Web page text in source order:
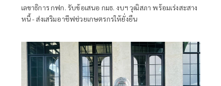
เลขาธิการ กฟก. รับข้อเสนอ กมธ. งบฯ วุฒิสภา พร้อมเร่งสะสาง
หนี้ - ส่งเสริมอาชีฟช่วยเกษตรกรให้ยั่งยืน